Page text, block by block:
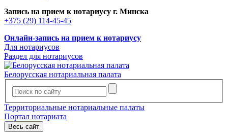
Запись на прием к нотариусу г. Минска
+375 (29) 114-45-45
Онлайн-запись на прием к нотариусу
Для нотариусов
Раздел для нотариусов
Белорусская нотариальная палата
Территориальные нотариальные палаты
Портал нотариата
Весь сайт